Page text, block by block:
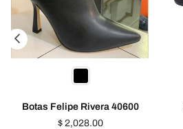
Botas Felipe Rivera 40600
Precio
$ 2,028.00